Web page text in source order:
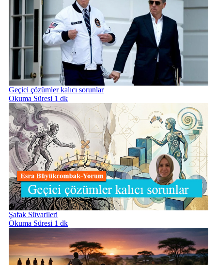
Geçici çözümler kalıcı sorunlar
Okuma Süresi 1 dk
Şafak Süvarileri
Okuma Süresi 1 dk